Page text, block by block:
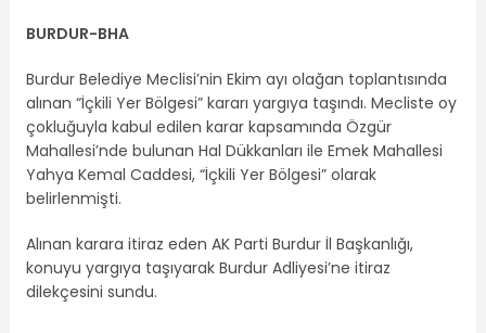
BURDUR-BHA
Burdur Belediye Meclisi’nin Ekim ayı olağan toplantısında
alınan “İçkili Yer Bölgesi” kararı yargıya taşındı. Mecliste oy
çokluğuyla kabul edilen karar kapsamında Özgür
Mahallesi’nde bulunan Hal Dükkanları ile Emek Mahallesi
Yahya Kemal Caddesi, “İçkili Yer Bölgesi” olarak
belirlenmişti.
Alınan karara itiraz eden AK Parti Burdur İl Başkanlığı,
konuyu yargıya taşıyarak Burdur Adliyesi’ne itiraz
dilekçesini sundu.